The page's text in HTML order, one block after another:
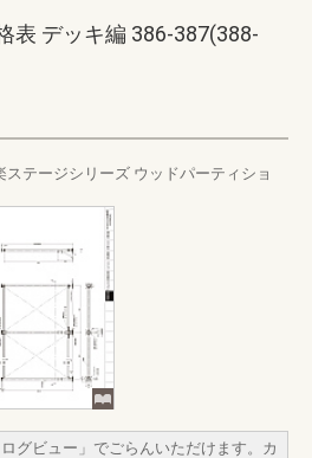
表 デッキ編 386-387(388-
ステージシリーズ ウッドパーティショ
グビュー」でごらんいただけます。カ